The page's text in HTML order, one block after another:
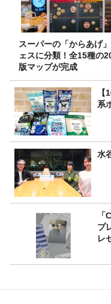
スーパーの「からあげ
ェスに分類！全15種の
版マップが完成
系
水
プ
レ